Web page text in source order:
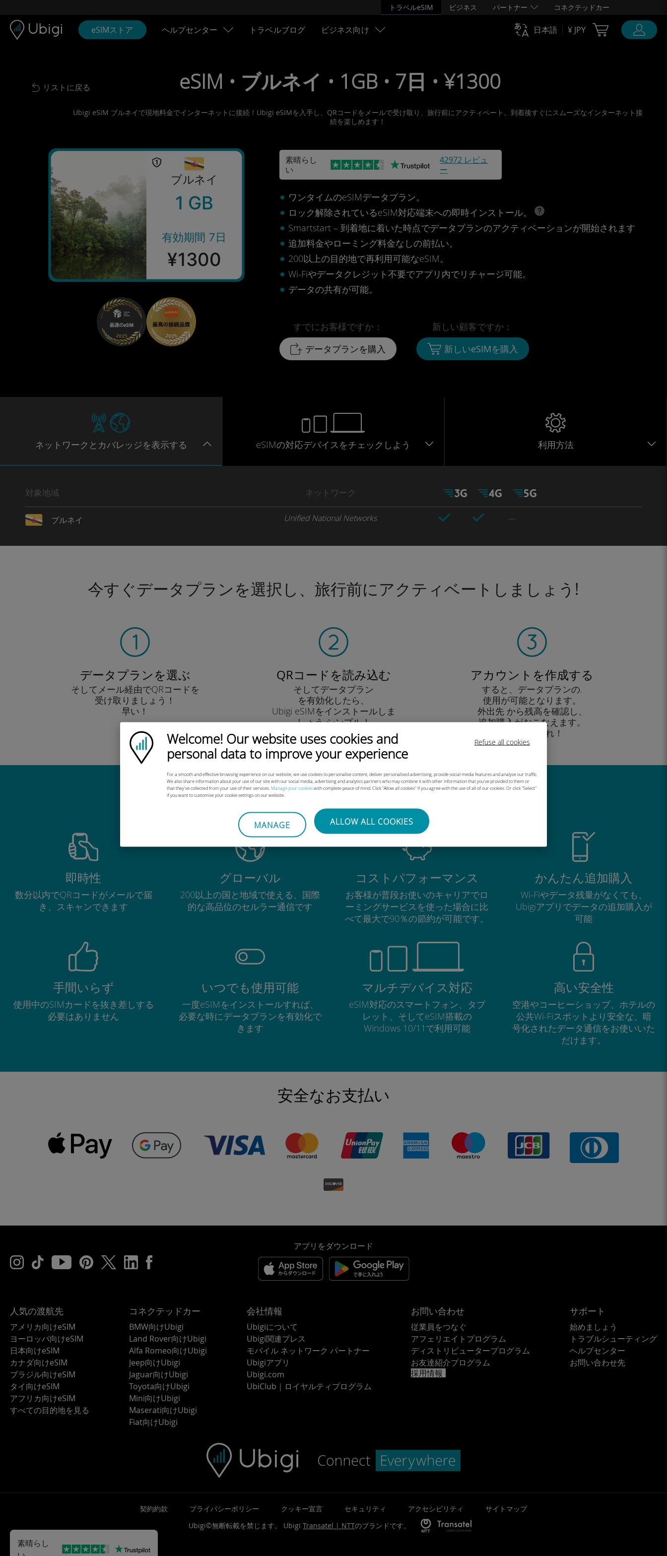
Refuse all cookies
Ubigi logo
Welcome! Our website uses cookies and
personal data to improve your experience
For a smooth and effective browsing experience on our website, we use cookies to personalise content, deliver personalised advertising, provide social media features and analyse our traffic.
We also share information about your use of our site with our social media, advertising and analytics partners who may combine it with other information that you've provided to them or
that they've collected from your use of their services.Manage your cookieswith complete peace of mind. Click "Allow all cookies" if you agree with the use of all of our cookies. Or click "Select"
if you want to customise your cookie settings on our website.
MANAGE ALLOW ALL COOKIES
トラベルeSIM ビジネス パートナー コネクテッドカー
eSIMストア ヘルプセンター トラベルブログ ビジネス向け 日本語 ¥ JPY Cart Ubigi
Back to list
リストに戻る eSIM • ブルネイ • 1GB • 7日 • ¥1300
Ubigi eSIM ブルネイで現地料金でインターネットに接続！Ubigi eSIMを入手し、QRコードをメールで受け取り、旅行前にアクティベート。到着後すぐにスムーズなインターネット接
続を楽しめます！
ブルネイ
1 GB
有効期間 7日
¥1300
素晴らし
い
42972 レビュ
ー
ワンタイムのeSIMデータプラン。
ロック解除されているeSIM対応端末への即時インストール。
Smartstart – 到着地に着いた時点でデータプランのアクティベーションが開始されます
追加料金やローミング料金なしの前払い。
200以上の目的地で再利用可能なeSIM。
Wi-Fiやデータクレジット不要でアプリ内でリチャージ可能。
データの共有が可能。
すでにお客様ですか：
データプランを購入
新しい顧客ですか：
新しいeSIMを購入
ネットワークとカバレッジを表示する eSIMの対応デバイスをチェックしよう 利用方法
対象地域 ネットワーク
ブルネイ Unified National Networks
今すぐデータプランを選択し、旅行前にアクティベートしましょう!
データプランを選ぶ
そしてメール経由でQRコードを
受け取りましょう！
早い！
QRコードを読み込む
そしてデータプラン
を有効化したら、
Ubigi eSIMをインストールしま
しょう シンプル！
アカウントを作成する
すると、データプランの.
使用が可能となります。
外出先 から残高を確認し、
追加購入がおこなえます。
お楽しみあれ！
Ubigi International eSIMがすごい理由
即時性
数分以内でQRコードがメールで届
き、スキャンできます
グローバル
200以上の国と地域で使える、国際
的な高品位のセルラー通信です
コストパフォーマンス
お客様が普段お使いのキャリアでロ
ーミングサービスを使った場合に比
べて最大で90％の節約が可能です。
かんたん追加購入
Wi-Fiやデータ残量がなくても、
Ubigiアプリでデータの追加購入が
可能
手間いらず
使用中のSIMカードを抜き差しする
必要はありません
いつでも使用可能
一度eSIMをインストールすれば、
必要な時にデータプランを有効化で
きます
マルチデバイス対応
eSIM対応のスマートフォン、タブ
レット、そしてeSIM搭載の
Windows 10/11で利用可能
高い安全性
空港やコーヒーショップ、ホテルの
公共Wi-Fiスポットより安全な、暗
号化されたデータ通信をお使いいた
だけます。
安全なお支払い
アプリをダウンロード
人気の渡航先
アメリカ向けeSIM
ヨーロッパ向けeSIM
日本向けeSIM
カナダ向けeSIM
ブラジル向けeSIM
タイ向けeSIM
アフリカ向けeSIM
すべての目的地を見る
コネクテッドカー
BMW向けUbigi
Land Rover向けUbigi
Alfa Romeo向けUbigi
Jeep向けUbigi
Jaguar向けUbigi
Toyota向けUbigi
Mini向けUbigi
Maserati向けUbigi
Fiat向けUbigi
会社情報
Ubigiについて
Ubigi関連プレス
モバイル ネットワーク パートナー
Ubigiアプリ
Ubigi.com
UbiClub｜ロイヤルティプログラム
お問い合わせ
従業員をつなぐ
アフェリエイトプログラム
ディストリビュータープログラム
お友達紹介プログラム
採用情報
サポート
始めましょう
トラブルシューティング
ヘルプセンター
お問い合わせ先
契約約款 プライバシーポリシー クッキー宣言 セキュリティ アクセシビリティ
サイトマップ
Ubigi©無断転載を禁じます。 UbigiTransatel | NTTのブランドです。
素晴らし